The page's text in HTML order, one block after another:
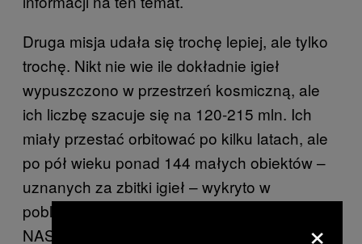
Druga misja udała się trochę lepiej, ale tylko
trochę. Nikt nie wie ile dokładnie igieł
wypuszczono w przestrzeń kosmiczną, ale
ich liczbę szacuje się na 120-215 mln. Ich
miały przestać orbitować po kilku latach, ale
po pół wieku ponad 144 małych obiektów –
uznanych za zbitki igieł – wykryto w
pobliskich orbitach. Według newslettera
NASA „dziś na orbicie ziemskiej znajduje się
×